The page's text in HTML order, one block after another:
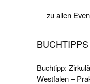
zu allen
BUCHTIPPS
Buchtipp:
Westfalen –